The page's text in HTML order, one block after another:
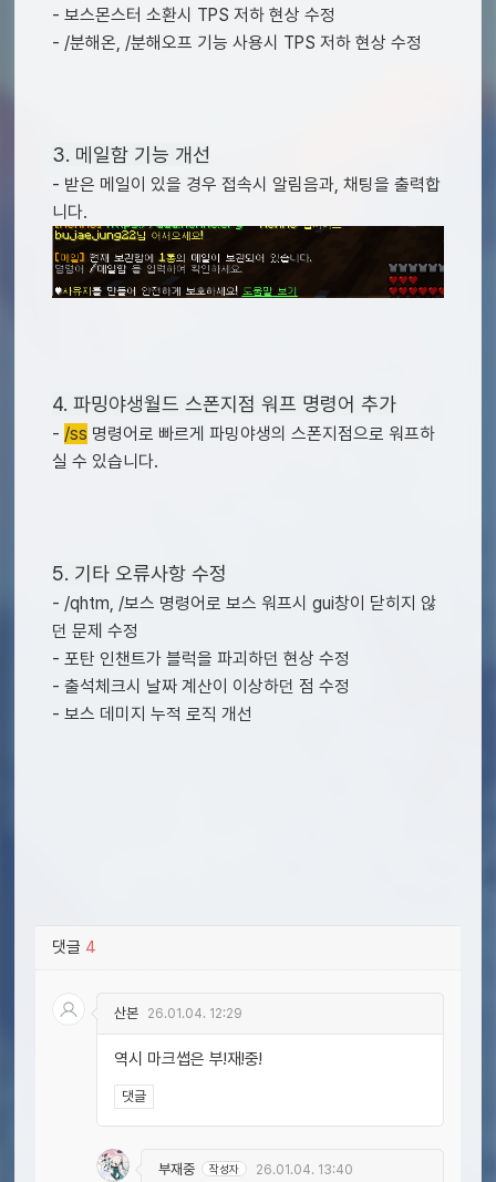
- 보스몬스터 소환시 TPS 저하 현상 수정
- /분해온, /분해오프 기능 사용시 TPS 저하 현상 수정
3. 메일함 기능 개선
- 받은 메일이 있을 경우 접속시 알림음과, 채팅을 출력합
니다.
4. 파밍야생월드 스폰지점 워프 명령어 추가
-/ss 명령어로 빠르게 파밍야생의 스폰지점으로 워프하
실 수 있습니다.
5. 기타 오류사항 수정
- /qhtm, /보스 명령어로 보스 워프시 gui창이 닫히지 않
던 문제 수정
- 포탄 인챈트가 블럭을 파괴하던 현상 수정
- 출석체크시 날짜 계산이 이상하던 점 수정
- 보스 데미지 누적 로직 개선
댓글 4
산본 26.01.04. 12:29
역시 마크썹은 부!재!중!
댓글
부재중 작성자 26.01.04. 13:40